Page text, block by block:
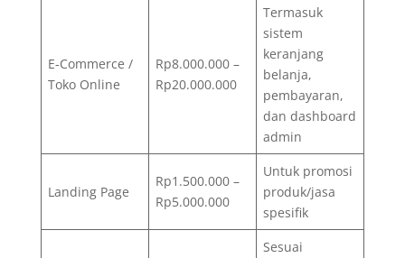
E-Commerce /
Toko Online
Rp8.000.000 –
Rp20.000.000
Termasuk
sistem
keranjang
belanja,
pembayaran,
dan dashboard
admin
Landing Page
Rp1.500.000 –
Rp5.000.000
Untuk promosi
produk/jasa
spesifik
Sesuai